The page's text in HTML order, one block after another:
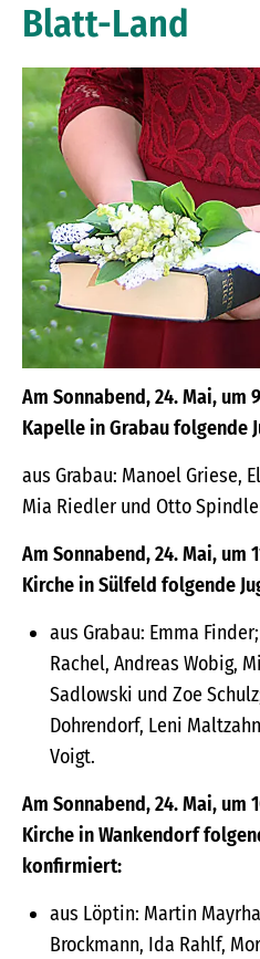
Blatt-Land
Am Sonnabend, 24. Mai, um
Kapelle in Grabau folgende
aus Grabau: Manoel Griese,
Mia Riedler und Otto
Am Sonnabend, 24. Mai, um
Kirche in Sülfeld folgende
aus Grabau: Emma
Rachel, Andreas Wobig,
Sadlowski und Zoe
Dohrendorf, Leni
Voigt.
Am Sonnabend, 24. Mai, um
Kirche in Wankendorf
konfirmiert:
aus Löptin: Martin
Brockmann, Ida Rahlf,